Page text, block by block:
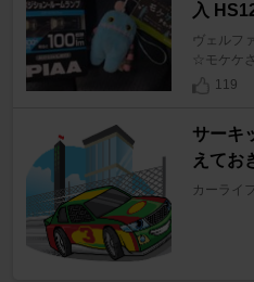
入
ヴェルフ
☆モケケ
119
サーキ
えてお
カーライフ